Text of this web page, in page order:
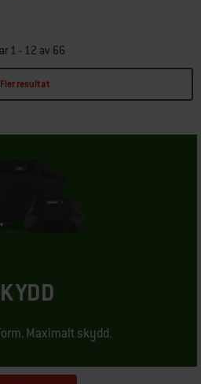
1 - 12 av 66
Fler resultat
Maximalt skydd.